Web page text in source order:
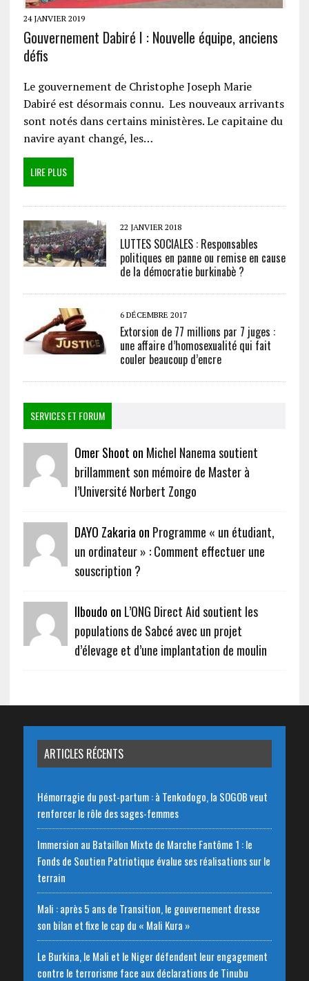
24 JANVIER 2019
Gouvernement Dabiré I : Nouvelle équipe, anciens
défis
Le gouvernement de Christophe Joseph Marie
Dabiré est désormais connu. Les nouveaux arrivants
sont notés dans certains ministères. Le capitaine du
navire ayant changé, les…
LIRE PLUS
22 JANVIER 2018
LUTTES SOCIALES : Responsables
politiques en panne ou remise en cause
de la démocratie burkinabè ?
6 DÉCEMBRE 2017
Extorsion de 77 millions par 7 juges :
une affaire d’homosexualité qui fait
couler beaucoup d’encre
SERVICES ET FORUM
Omer Shoot on Michel Nanema soutient
brillamment son mémoire de Master à
l’Université Norbert Zongo
DAYO Zakaria on Programme « un étudiant,
un ordinateur » : Comment effectuer une
souscription ?
Ilboudo on L’ONG Direct Aid soutient les
populations de Sabcé avec un projet
d’élevage et d’une implantation de moulin
ARTICLES RÉCENTS
Hémorragie du post-partum : à Tenkodogo, la SOGOB veut
renforcer le rôle des sages-femmes
Immersion au Bataillon Mixte de Marche Fantôme 1 : le
Fonds de Soutien Patriotique évalue ses réalisations sur le
terrain
Mali : après 5 ans de Transition, le gouvernement dresse
son bilan et fixe le cap du « Mali Kura »
Le Burkina, le Mali et le Niger défendent leur engagement
contre le terrorisme face aux déclarations de Tinubu